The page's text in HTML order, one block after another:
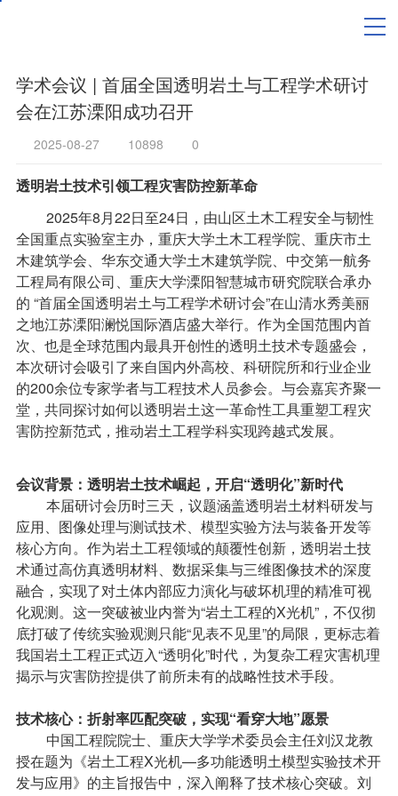
学术会议 | 首届全国透明岩土与工程学术研讨
会在江苏溧阳成功召开
2025-08-27 10898 0
透明岩土技术引领工程灾害防控新革命
2025年8月22日至24日，由山区土木工程安全与韧性
全国重点实验室主办，重庆大学土木工程学院、重庆市土
木建筑学会、华东交通大学土木建筑学院、中交第一航务
工程局有限公司、重庆大学溧阳智慧城市研究院联合承办
的 “首届全国透明岩土与工程学术研讨会”在山清水秀美丽
之地江苏溧阳澜悦国际酒店盛大举行。作为全国范围内首
次、也是全球范围内最具开创性的透明土技术专题盛会，
本次研讨会吸引了来自国内外高校、科研院所和行业企业
的200余位专家学者与工程技术人员参会。与会嘉宾齐聚一
堂，共同探讨如何以透明岩土这一革命性工具重塑工程灾
害防控新范式，推动岩土工程学科实现跨越式发展。
会议背景：透明岩土技术崛起，开启“透明化”新时代
本届研讨会历时三天，议题涵盖透明岩土材料研发与
应用、图像处理与测试技术、模型实验方法与装备开发等
核心方向。作为岩土工程领域的颠覆性创新，透明岩土技
术通过高仿真透明材料、数据采集与三维图像技术的深度
融合，实现了对土体内部应力演化与破坏机理的精准可视
化观测。这一突破被业内誉为“岩土工程的X光机”，不仅彻
底打破了传统实验观测只能“见表不见里”的局限，更标志着
我国岩土工程正式迈入“透明化”时代，为复杂工程灾害机理
揭示与灾害防控提供了前所未有的战略性技术手段。
技术核心：折射率匹配突破，实现“看穿大地”愿景
中国工程院院士、重庆大学学术委员会主任刘汉龙教
授在题为《岩土工程X光机—多功能透明土模型实验技术开
发与应用》的主旨报告中，深入阐释了技术核心突破。刘